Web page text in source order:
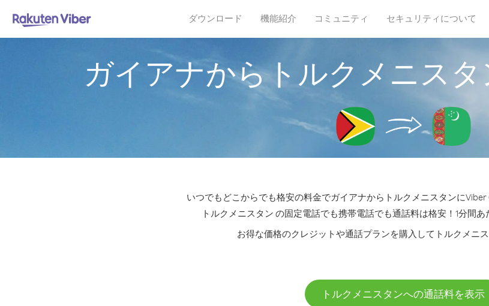
ダウンロード 機能紹介 コミュニティ セキュリティについて
ガイアナからトルクメニス
いつでもどこからでも格安の料金でガイアナからトルクメニスタンにViber
トルクメニスタン の固定電話でも携帯電話でも通話料は格安！1分間あ
お得な価格のクレジットや通話プランを購入してトルクメニ
トルクメニスタンへの通話料を表示